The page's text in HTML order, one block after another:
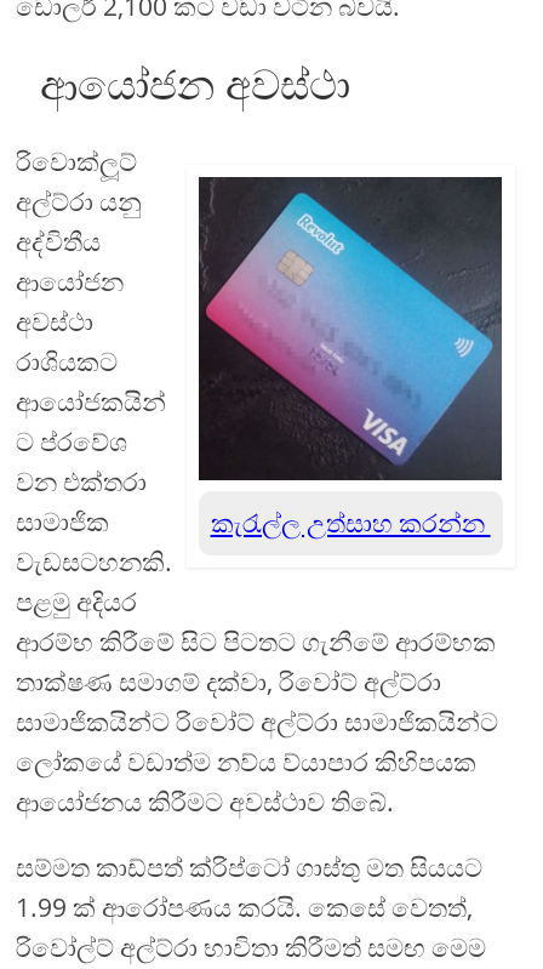
ආයෝජන අවස්ථා
කැරැල්ල උත්සාහ කරන්න
රිවොක්ලූට්
අල්ට්රා යනු
අද්විතීය
ආයෝජන
අවස්ථා
රාශියකට
ආයෝජකයින්
ට ප්රවේශ
වන එක්තරා
සාමාජික
වැඩසටහනකි.
පළමු අදියර
ආරම්භ කිරීමේ සිට පිටතට ගැනීමේ ආරම්භක
තාක්ෂණ සමාගම් දක්වා, රිවෝට් අල්ට්රා
සාමාජිකයින්ට රිවෝට් අල්ට්රා සාමාජිකයින්ට
ලෝකයේ වඩාත්ම නව්ය ව්යාපාර කිහිපයක
ආයෝජනය කිරීමට අවස්ථාව තිබේ.
සම්මත කාඩ්පත් ක්රිප්ටෝ ගාස්තු මත සියයට
1.99 ක් ආරෝපණය කරයි. කෙසේ වෙතත්,
රිවෝල්ට් අල්ට්රා භාවිතා කිරීමත් සමඟ මෙම